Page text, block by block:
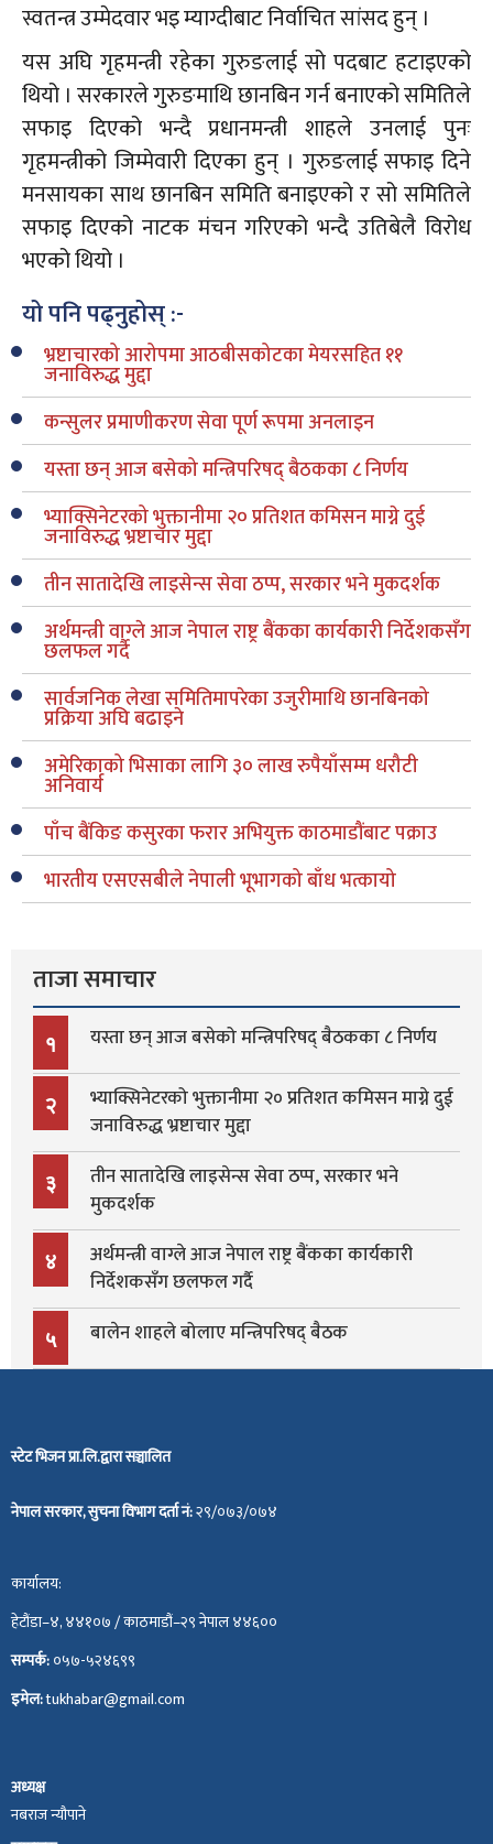
स्वतन्त्र उम्मेदवार भइ म्याग्दीबाट निर्वाचित सांसद हुन् ।
यस अघि गृहमन्त्री रहेका गुरुङलाई सो पदबाट हटाइएको
थियो । सरकारले गुरुङमाथि छानबिन गर्न बनाएको समितिले
सफाइ दिएको भन्दै प्रधानमन्त्री शाहले उनलाई पुनः
गृहमन्त्रीको जिम्मेवारी दिएका हुन् । गुरुङलाई सफाइ दिने
मनसायका साथ छानबिन समिति बनाइएको र सो समितिले
सफाइ दिएको नाटक मंचन गरिएको भन्दै उतिबेलै विरोध
भएको थियो ।
यो पनि पढ्नुहोस् :-
भ्रष्टाचारको आरोपमा आठबीसकोटका मेयरसहित ११
जनाविरुद्ध मुद्दा
कन्सुलर प्रमाणीकरण सेवा पूर्ण रूपमा अनलाइन
यस्ता छन् आज बसेको मन्त्रिपरिषद् बैठकका ८ निर्णय
भ्याक्सिनेटरको भुक्तानीमा २० प्रतिशत कमिसन माग्ने दुई
जनाविरुद्ध भ्रष्टाचार मुद्दा
तीन सातादेखि लाइसेन्स सेवा ठप्प, सरकार भने मुकदर्शक
अर्थमन्त्री वाग्ले आज नेपाल राष्ट्र बैंकका कार्यकारी निर्देशकसँग
छलफल गर्दै
सार्वजनिक लेखा समितिमापरेका उजुरीमाथि छानबिनको
प्रक्रिया अघि बढाइने
अमेरिकाको भिसाका लागि ३० लाख रुपैयाँसम्म धरौटी
अनिवार्य
पाँच बैंकिङ कसुरका फरार अभियुक्त काठमाडौंबाट पक्राउ
भारतीय एसएसबीले नेपाली भूभागको बाँध भत्कायो
ताजा समाचार
१ यस्ता छन् आज बसेको मन्त्रिपरिषद् बैठकका ८ निर्णय
२
भ्याक्सिनेटरको भुक्तानीमा २० प्रतिशत कमिसन माग्ने दुई
जनाविरुद्ध भ्रष्टाचार मुद्दा
३
तीन सातादेखि लाइसेन्स सेवा ठप्प, सरकार भने
मुकदर्शक
४
अर्थमन्त्री वाग्ले आज नेपाल राष्ट्र बैंकका कार्यकारी
निर्देशकसँग छलफल गर्दै
५ बालेन शाहले बोलाए मन्त्रिपरिषद् बैठक
स्टेट भिजन प्रा.लि.द्वारा सञ्चालित
नेपाल सरकार, सुचना विभाग दर्ता नं:२९/०७३/०७४
कार्यालय:
हेटौंडा–४, ४४१०७ / काठमाडौं–२९ नेपाल ४४६००
सम्पर्क:०५७-५२४६९९
इमेल:tukhabar@gmail.com
अध्यक्ष
नबराज न्यौपाने